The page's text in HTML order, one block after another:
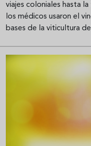
viajes coloniales hasta
los médicos usaron el
bases de la viticultura